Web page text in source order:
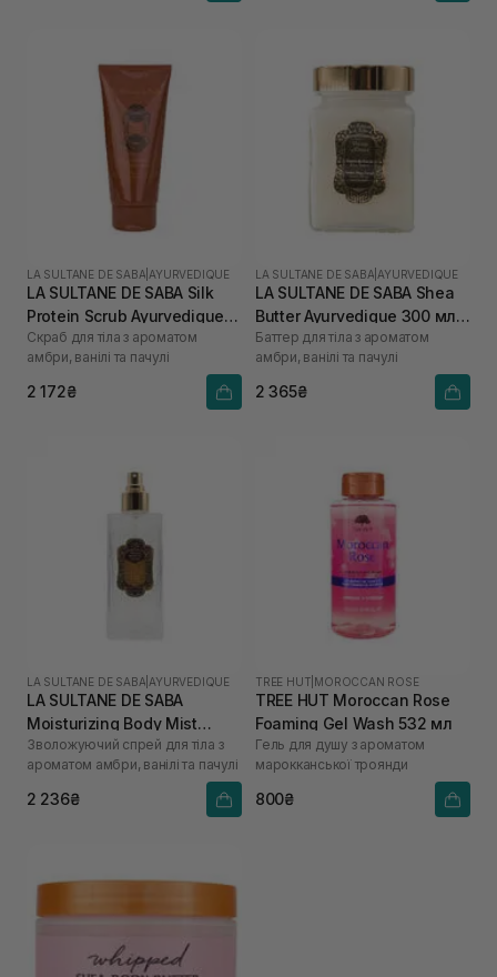
LA SULTANE DE SABA AYURVEDIQUE
LA SULTANE DE SABA Silk
Protein Scrub Ayurvedique
200 мл
Скраб для тіла з ароматом
амбри, ванілі та пачулі
2 172₴
LA SULTANE DE SABA AYURVEDIQUE
LA SULTANE DE SABA Shea
Butter Ayurvedique 300 мл
(260 г)
Баттер для тіла з ароматом
амбри, ванілі та пачулі
2 365₴
LA SULTANE DE SABA AYURVEDIQUE
LA SULTANE DE SABA
Moisturizing Body Mist
Ayurvedique Ambre Vanille
Patchouli 200 мл
Зволожуючий спрей для тіла з
ароматом амбри, ванілі та пачулі
2 236₴
TREE HUT MOROCCAN ROSE
TREE HUT Moroccan Rose
Foaming Gel Wash 532 мл
Гель для душу з ароматом
марокканської троянди
800₴